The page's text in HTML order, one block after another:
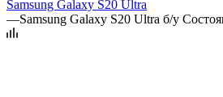
Samsung Galaxy S20 Ultra
—Samsung Galaxy S20 Ultra б/у